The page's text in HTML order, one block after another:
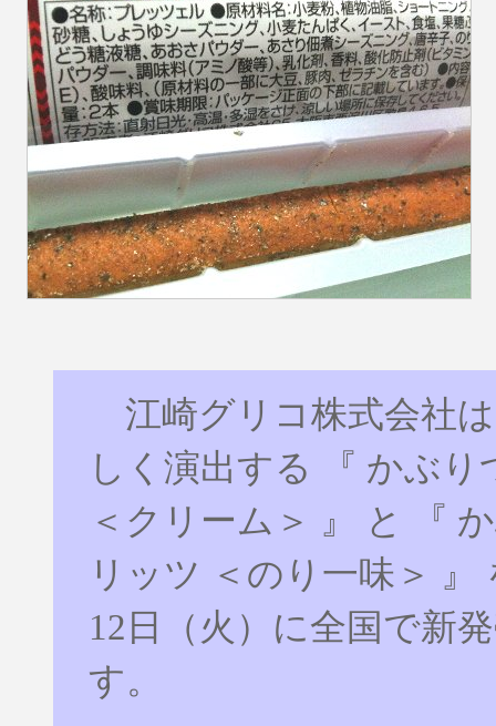
江崎グリコ株式会社
しく演出する 『 かぶり
＜クリーム＞ 』 と 『
リッツ ＜のり一味＞ 』
12日（火）に全国で新
す。